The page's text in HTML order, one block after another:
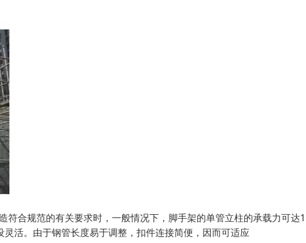
符合规范的有关要求时，一般情况下，脚手架的单管立柱的承载力可达
活。由于钢管长度易于调整，扣件连接简便，因而可适应